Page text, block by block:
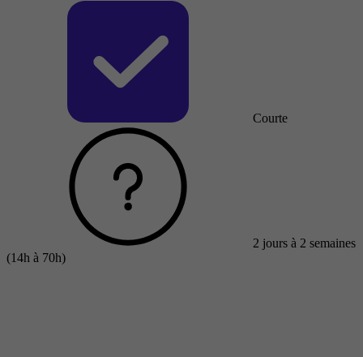
Courte
2 jours à 2 semaines
(14h à 70h)